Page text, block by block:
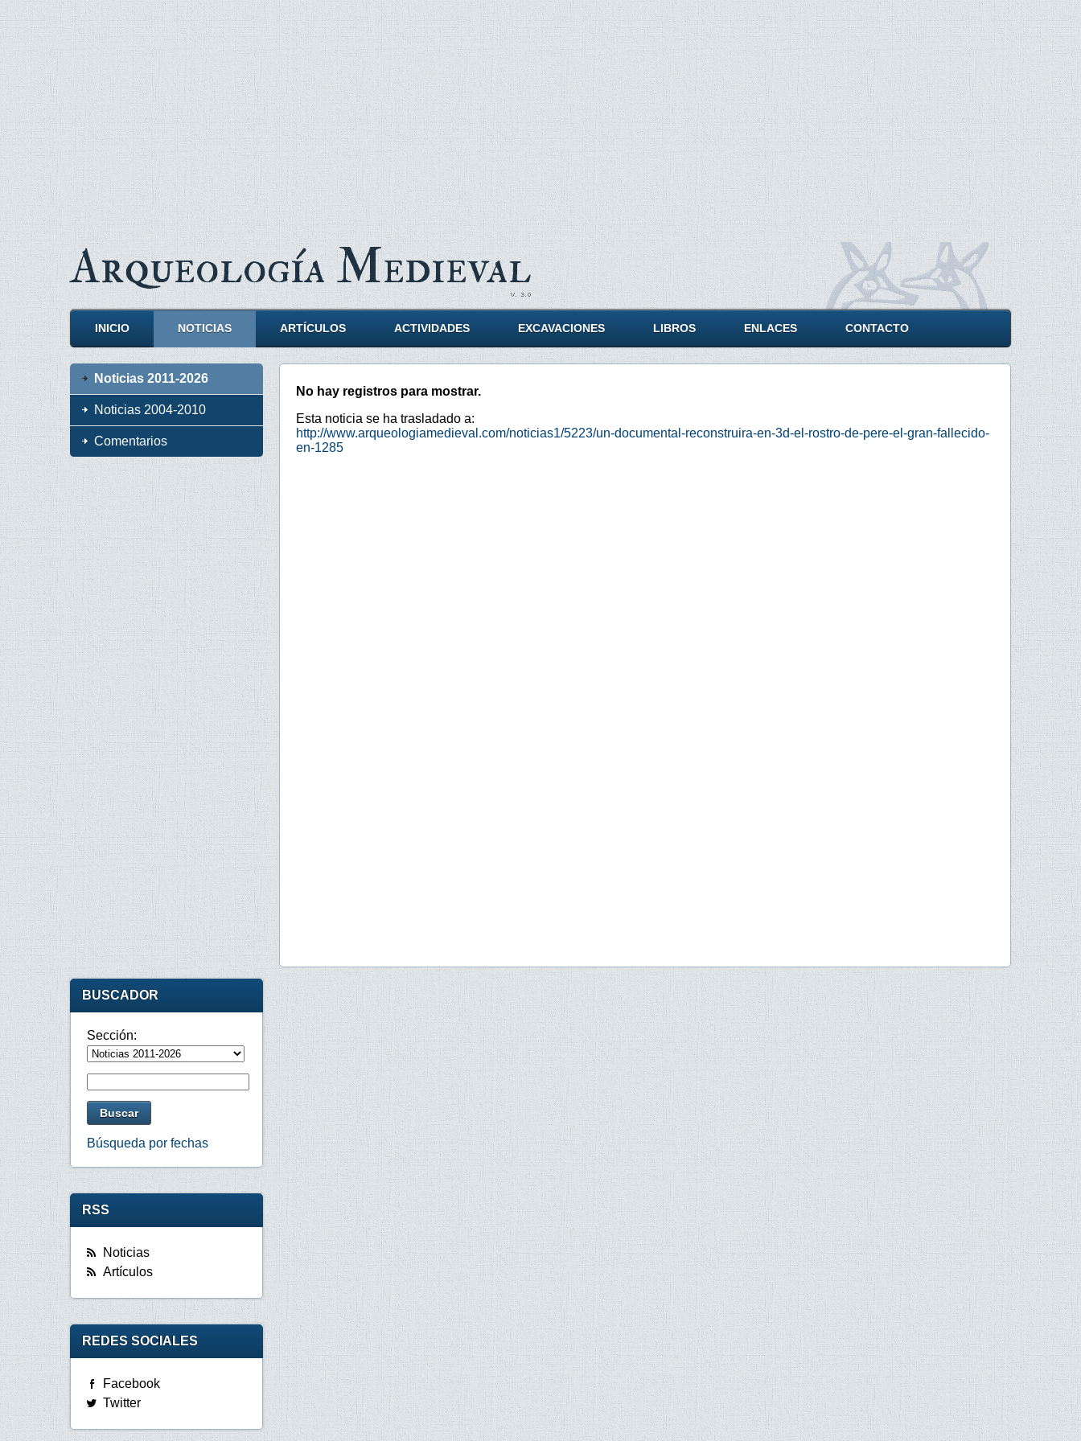
ArqueologíaMedieval
INICIO NOTICIAS ARTÍCULOS ACTIVIDADES EXCAVACIONES LIBROS ENLACES CONTACTO
No hay registros para mostrar.
Esta noticia se ha trasladado a:
http://www.arqueologiamedieval.com/noticias1/5223/un-documental-reconstruira-en-3d-el-rostro-de-pere-el-gran-fallecido-
en-1285
Noticias 2011-2026
Noticias 2004-2010
Comentarios
BUSCADOR
Sección:
Búsqueda por fechas
RSS
Noticias
Artículos
REDES SOCIALES
Facebook
Twitter